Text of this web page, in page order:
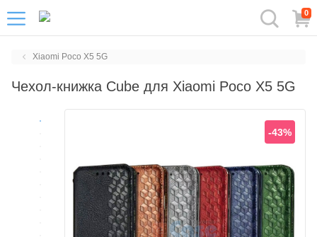
0
Xiaomi Poco X5 5G
Чехол-книжка Cube для Xiaomi Poco X5 5G
-43%